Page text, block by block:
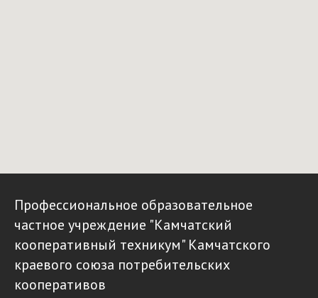
Профессиональное образовательное
частное учреждение "Камчатский
кооперативный техникум" Камчатского
краевого союза потребительских
кооперативов